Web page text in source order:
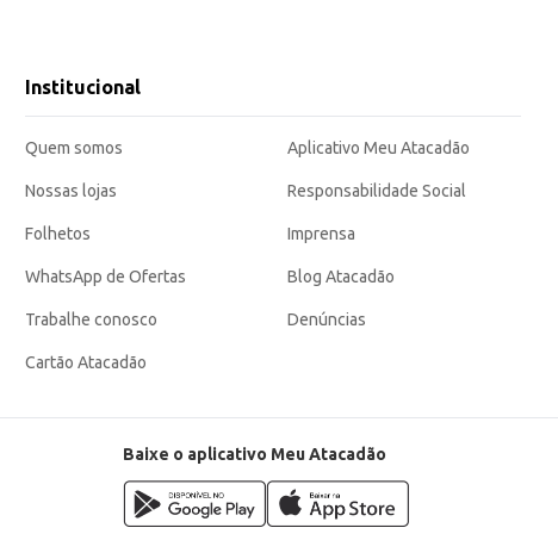
Institucional
Quem somos
Nossas lojas
Folhetos
WhatsApp de Ofertas
Trabalhe conosco
Cartão Atacadão
Aplicativo Meu Atacadão
Responsabilidade Social
Imprensa
Blog Atacadão
Denúncias
Baixe o aplicativo Meu Atacadão